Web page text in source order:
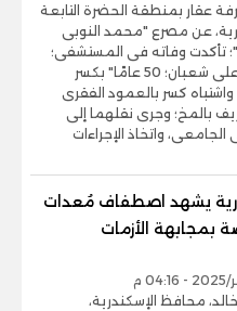
عقار بمنطقة الحضرة التابعة
عن مصرع "محمد النوبى
60 عاما"؛ تأكدت وفاته فى المستشفى؛
فيما أصيبت "هانم على شعبان؛ 50 عامًا" بكسر
كسر بالعمود الفقرى
بالمخ؛ وجرى نقلهما إلى
واتخاذ الإجراءات
يشهد اصطفاف مُعدات
بمجابهة الأزمات
محافظ الإسكندرية،